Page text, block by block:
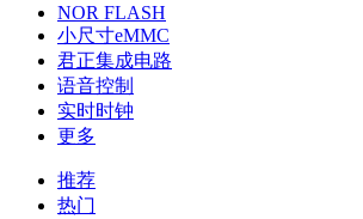
NOR FLASH
小尺寸eMMC
君正集成电路
语音控制
实时时钟
更多
推荐
热门